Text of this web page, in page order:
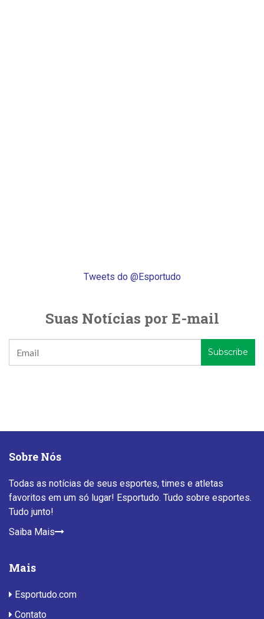
Tweets do @Esportudo
Suas Notícias por E-mail
Sobre Nós
Todas as notícias de seus esportes, times e atletas
favoritos em um só lugar! Esportudo. Tudo sobre esportes.
Tudo junto!
Saiba Mais
Mais
Esportudo.com
Contato